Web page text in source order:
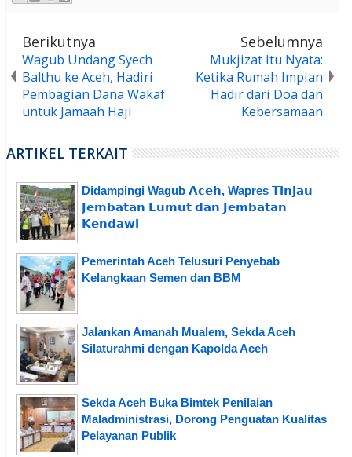
Berikutnya
Wagub Undang Syech
Balthu ke Aceh, Hadiri
Pembagian Dana Wakaf
untuk Jamaah Haji
Sebelumnya
Mukjizat Itu Nyata:
Ketika Rumah Impian
Hadir dari Doa dan
Kebersamaan
ARTIKEL TERKAIT
Didampingi Wagub 𝗔𝗰𝗲𝗵, Wapres 𝗧𝗶𝗻𝗷𝗮𝘂
𝗝𝗲𝗺𝗯𝗮𝘁𝗮𝗻 𝗟𝘂𝗺𝘂𝘁 𝗱𝗮𝗻 𝗝𝗲𝗺𝗯𝗮𝘁𝗮𝗻
𝗞𝗲𝗻𝗱𝗮𝘄𝗶
Pemerintah Aceh Telusuri Penyebab
Kelangkaan Semen dan BBM
Jalankan Amanah Mualem, Sekda Aceh
Silaturahmi dengan Kapolda Aceh
Sekda Aceh Buka Bimtek Penilaian
Maladministrasi, Dorong Penguatan Kualitas
Pelayanan Publik